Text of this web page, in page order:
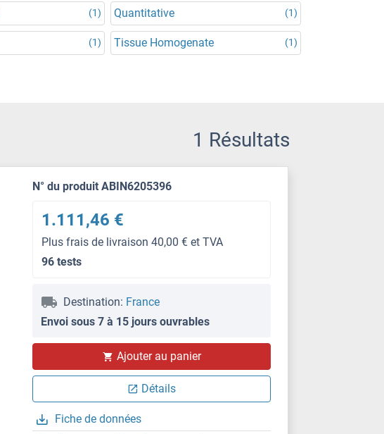
(1) Quantitative (1)
(1) Tissue Homogenate (1)
1 Résultats
N° du produit ABIN6205396
1.111,46 €
Plus frais de livraison 40,00 € et TVA
96 tests
Destination: France
Envoi sous 7 à 15 jours ouvrables
Ajouter au panier
Détails
Fiche de données